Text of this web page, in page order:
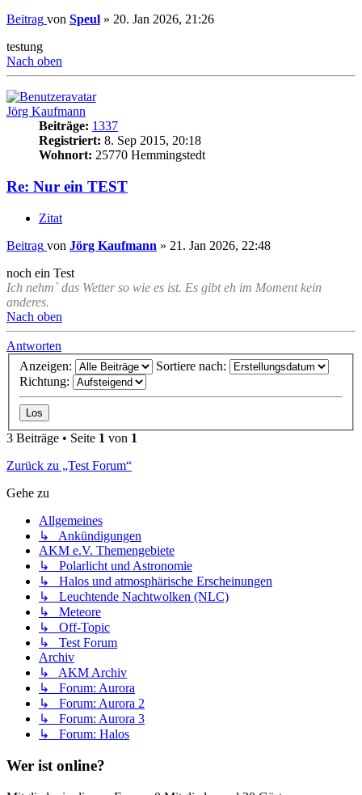
Beitrag von Speul » 20. Jan 2026, 21:26
testung
Nach oben
Jörg Kaufmann
Beiträge: 1337
Registriert: 8. Sep 2015, 20:18
Wohnort: 25770 Hemmingstedt
Re: Nur ein TEST
Zitat
Beitrag von Jörg Kaufmann » 21. Jan 2026, 22:48
noch ein Test
Ich nehm` das Wetter so wie es ist. Es gibt eh im Moment kein
anderes.
Nach oben
Antworten
Anzeigen:
Sortiere nach:
Richtung:
3 Beiträge • Seite 1 von 1
Zurück zu „Test Forum“
Gehe zu
Allgemeines
↳ Ankündigungen
AKM e.V. Themengebiete
↳ Polarlicht und Astronomie
↳ Halos und atmosphärische Erscheinungen
↳ Leuchtende Nachtwolken (NLC)
↳ Meteore
↳ Off-Topic
↳ Test Forum
Archiv
↳ AKM Archiv
↳ Forum: Aurora
↳ Forum: Aurora 2
↳ Forum: Aurora 3
↳ Forum: Halos
Wer ist online?